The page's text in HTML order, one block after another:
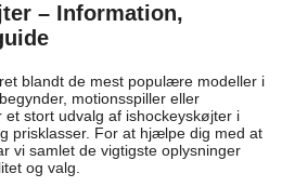
– Information,
blandt de mest populære modeller i
motionsspiller eller
et stort udvalg af ishockeyskøjter i
prisklasser. For at hjælpe dig med at
vi samlet de vigtigste oplysninger
og valg.